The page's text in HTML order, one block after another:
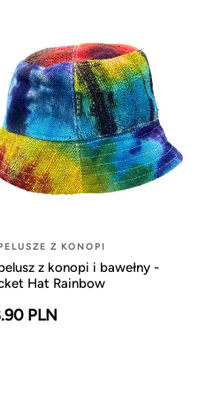
Z KONOPI
z konopi i bawełny -
Hat Rainbow
PLN